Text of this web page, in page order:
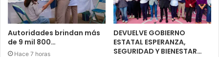
Autoridades brindan más
de 9 mil 800…
Hace 7 horas
DEVUELVE GOBIERNO
ESTATAL ESPERANZA,
SEGURIDAD Y BIENESTAR…